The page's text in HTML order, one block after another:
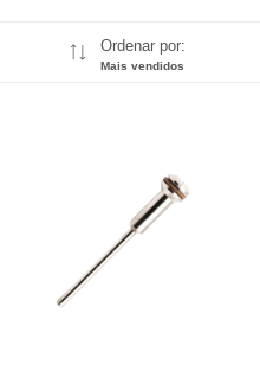
Ordenar por:
Mais vendidos